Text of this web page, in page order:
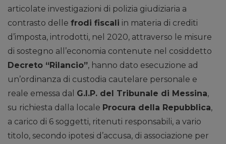
articolate investigazioni di polizia giudiziaria a
contrasto delle frodi fiscali in materia di crediti
d’imposta, introdotti, nel 2020, attraverso le misure
di sostegno all’economia contenute nel cosiddetto
Decreto “Rilancio”, hanno dato esecuzione ad
un’ordinanza di custodia cautelare personale e
reale emessa dal G.I.P. del Tribunale di Messina,
su richiesta dalla locale Procura della Repubblica,
a carico di 6 soggetti, ritenuti responsabili, a vario
titolo, secondo ipotesi d’accusa, di associazione per